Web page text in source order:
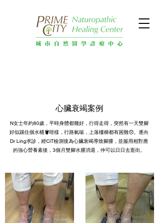
心臟衰竭案例
N女士年約80歲，平時身體都幾好，行得走得，突然有一天雙腳
好似踢住個水桶🪣咁樣，行路氣喘，上落樓梯都有困難😞。逐向
Dr Ling求診，經CiT檢測後為心臟衰竭導致腳腫，並服用相對應
的強心營養素後，3個月雙腳水腫消退，仲可以日日去逛街。
PrimeCity Naturopathic
Healing Center
PrimeCity Naturopathic
Healing Center